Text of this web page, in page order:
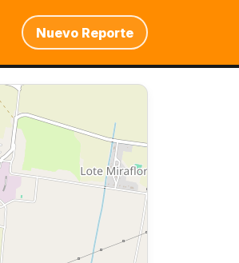
Nuevo Reporte